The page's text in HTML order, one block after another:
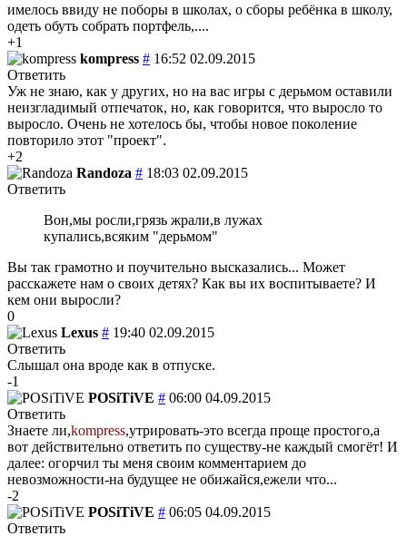
имелось ввиду не поборы в школах, о сборы ребёнка в школу,
одеть обуть собрать портфель,....
+1
kompress # 16:52 02.09.2015
Ответить
Уж не знаю, как у других, но на вас игры с дерьмом оставили
неизгладимый отпечаток, но, как говорится, что выросло то
выросло. Очень не хотелось бы, чтобы новое поколение
повторило этот "проект".
+2
Randoza # 18:03 02.09.2015
Ответить
Вон,мы росли,грязь жрали,в лужах
купались,всяким "дерьмом"
Вы так грамотно и поучительно высказались... Может
расскажете нам о своих детях? Как вы их воспитываете? И
кем они выросли?
0
Lexus # 19:40 02.09.2015
Ответить
Слышал она вроде как в отпуске.
-1
POSiTiVE # 06:00 04.09.2015
Ответить
Знаете ли,kompress,утрировать-это всегда проще простого,а
вот действительно ответить по существу-не каждый смогёт! И
далее: огорчил ты меня своим комментарием до
невозможности-на будущее не обижайся,ежели что...
-2
POSiTiVE # 06:05 04.09.2015
Ответить